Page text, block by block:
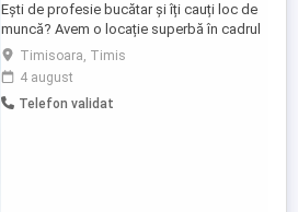
Ești de profesie bucătar și îți cauți loc de
muncă? Avem o locație superbă în cadrul
Iulius Town. Responsabilități: - să fii o
persoană serioasă și muncitoare; - să
vorbești frumos; - să apreciezi și să
pretuiești curățenia; - să respecți
Timisoara, Timis
4 august
Telefon validat